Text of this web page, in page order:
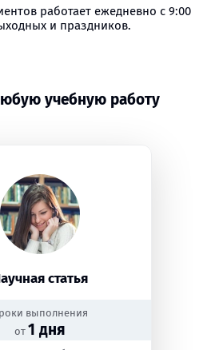
работает ежедневно с 9:00
и праздников.
учебную работу
статья
выполнения
от 1 дня